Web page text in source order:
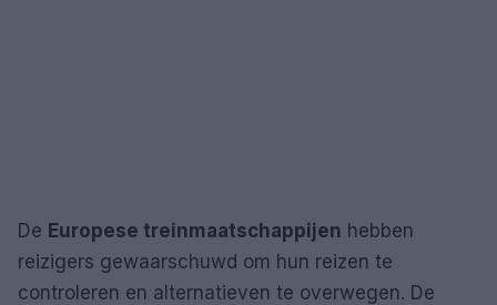
De Europese treinmaatschappijen hebben
reizigers gewaarschuwd om hun reizen te
controleren en alternatieven te overwegen. De